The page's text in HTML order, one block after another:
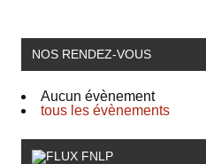
NOS RENDEZ-VOUS
Aucun évènement
tous les évènements
FNLP